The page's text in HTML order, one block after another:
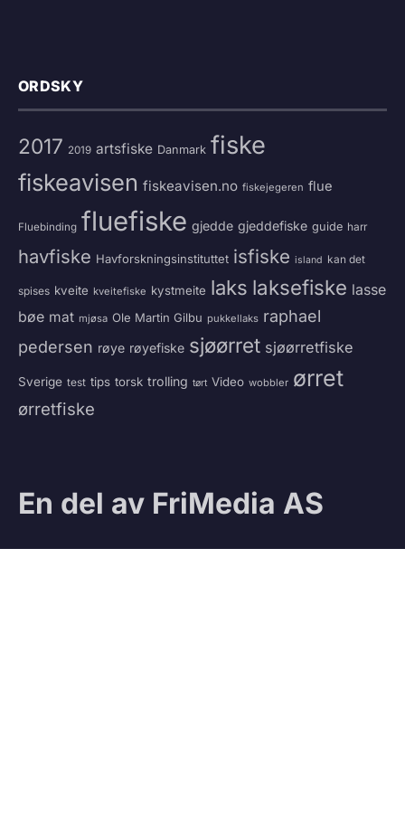
ORDSKY
2017 2019 artsfiske Danmark fiske
fiskeavisen fiskeavisen.no fiskejegeren flue
Fluebinding fluefiske gjedde gjeddefiske guide harr
havfiske Havforskningsinstituttet isfiske island kan det
spises kveite kveitefiske kystmeite laks laksefiske lasse
bøe mat mjøsa Ole Martin Gilbu pukkellaks raphael
pedersen røye røyefiske sjøørret sjøørretfiske
Sverige test tips torsk trolling tørt Video wobbler ørret
ørretfiske
En del av FriMedia AS